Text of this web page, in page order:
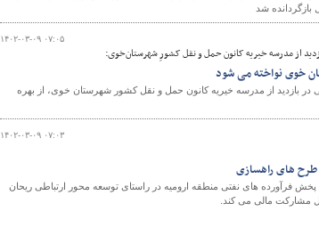
شد
۱۴۰۲-۰۳-۰۹ ۰۷:۰۵
از مدرسه خیریه کانون حمل و نقل کشورِ شهرستان‌خوی:
خوی نواخته می شود
در بازدید از مدرسه خیریه کانون حمل و نقل کشور شهرستان خوی، از بهره
۱۴۰۲-۰۳-۰۹ ۰۷:۰۳
فرآورده های نفتی منطقه ارومیه در راستای توسعه محور ارتباطی ریحان